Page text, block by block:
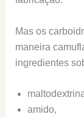
Mas os
maneira
ingredientes
amido,